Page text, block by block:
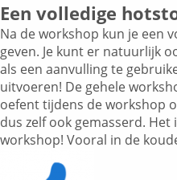
Een volledige
Na de workshop kun je een
geven. Je kunt er natuurlijk
als een aanvulling te
uitvoeren! De gehele
oefent tijdens de workshop
dus zelf ook gemasserd.
workshop! Vooral in de